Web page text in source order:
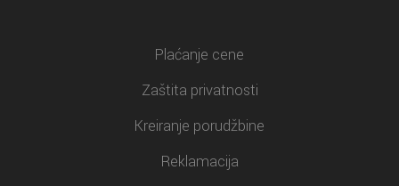
Plaćanje cene
Zaštita privatnosti
Kreiranje porudžbine
Reklamacija